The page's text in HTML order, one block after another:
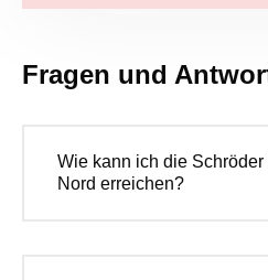
Fragen und
Wie kann ich die Schröder
Nord erreichen?